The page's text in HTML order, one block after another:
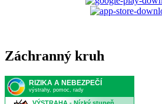
Záchranný kruh